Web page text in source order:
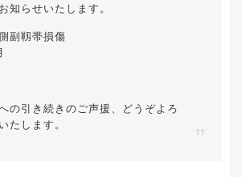
知らせいたします。
副靱帯損傷
の引き続きのご声援、どうぞよろ
たします。